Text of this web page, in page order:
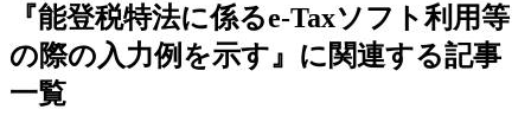
『能登税特法に係るe-Taxソフト利用等
の際の入力例を示す』に関連する記事
一覧